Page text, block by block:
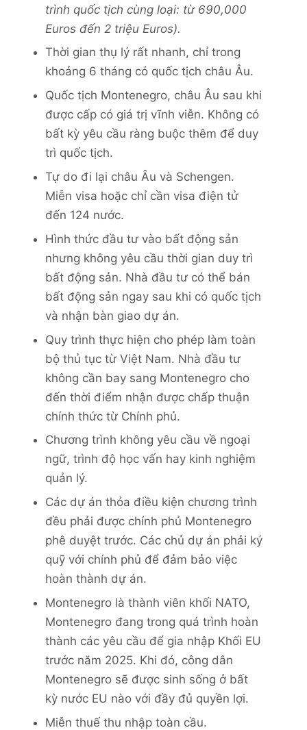
trình quốc tịch cùng loại: từ 690,000
Euros đến 2 triệu Euros).
Thời gian thụ lý rất nhanh, chỉ trong
khoảng 6 tháng có quốc tịch châu Âu.
Quốc tịch Montenegro, châu Âu sau khi
được cấp có giá trị vĩnh viễn. Không có
bất kỳ yêu cầu ràng buộc thêm để duy
trì quốc tịch.
Tự do đi lại châu Âu và Schengen.
Miễn visa hoặc chỉ cần visa điện tử
đến 124 nước.
Hình thức đầu tư vào bất động sản
nhưng không yêu cầu thời gian duy trì
bất động sản. Nhà đầu tư có thể bán
bất động sản ngay sau khi có quốc tịch
và nhận bàn giao dự án.
Quy trình thực hiện cho phép làm toàn
bộ thủ tục từ Việt Nam. Nhà đầu tư
không cần bay sang Montenegro cho
đến thời điểm nhận được chấp thuận
chính thức từ Chính phủ.
Chương trình không yêu cầu về ngoại
ngữ, trình độ học vấn hay kinh nghiệm
quản lý.
Các dự án thỏa điều kiện chương trình
đều phải được chính phủ Montenegro
phê duyệt trước. Các chủ dự án phải ký
quỹ với chính phủ để đảm bảo việc
hoàn thành dự án.
Montenegro là thành viên khối NATO,
Montenegro đang trong quá trình hoàn
thành các yêu cầu để gia nhập Khối EU
trước năm 2025. Khi đó, công dân
Montenegro sẽ được sinh sống ở bất
kỳ nước EU nào với đầy đủ quyền lợi.
Miễn thuế thu nhập toàn cầu.